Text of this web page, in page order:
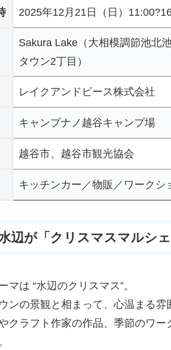
2025年12月21日（日）
Sakura Lake（大相模調節池北
タウン2丁目）
レイクアンドピース株式会社
キャンプナノ越谷キャンプ場
越谷市、越谷市観光協会
キッチンカー／物販／ワークシ
辺が「クリスマスマルシェ
マは “水辺のクリスマス”。
ンの景観と相まって、心温まる
クラフト作家の作品、季節のワ